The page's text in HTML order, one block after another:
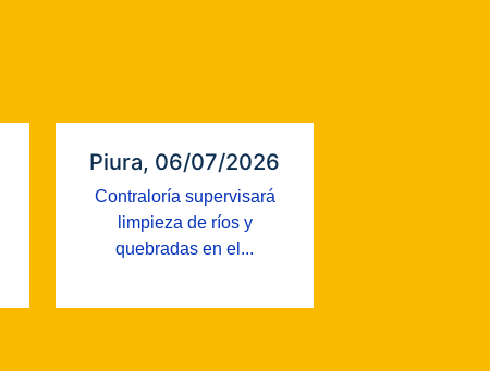
Piura, 06/07/2026
Contraloría supervisará
limpieza de ríos y
quebradas en el...